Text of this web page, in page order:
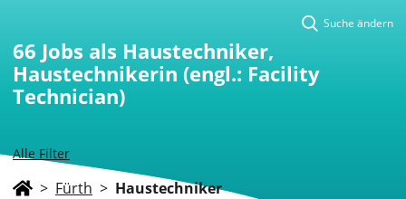
Alle Filter
Suche ändern
66 Jobs als Haustechniker,
Haustechnikerin (engl.: Facility
Technician)
> Fürth > Haustechniker